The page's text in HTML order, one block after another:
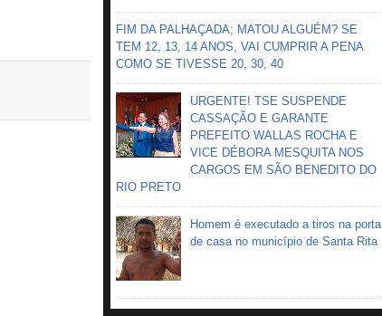
FIM DA PALHAÇADA; MATOU ALGUÉM? SE
TEM 12, 13, 14 ANOS, VAI CUMPRIR A PENA
COMO SE TIVESSE 20, 30, 40
URGENTE! TSE SUSPENDE
CASSAÇÃO E GARANTE
PREFEITO WALLAS ROCHA E
VICE DÉBORA MESQUITA NOS
CARGOS EM SÃO BENEDITO DO
RIO PRETO
Homem é executado a tiros na porta
de casa no município de Santa Rita